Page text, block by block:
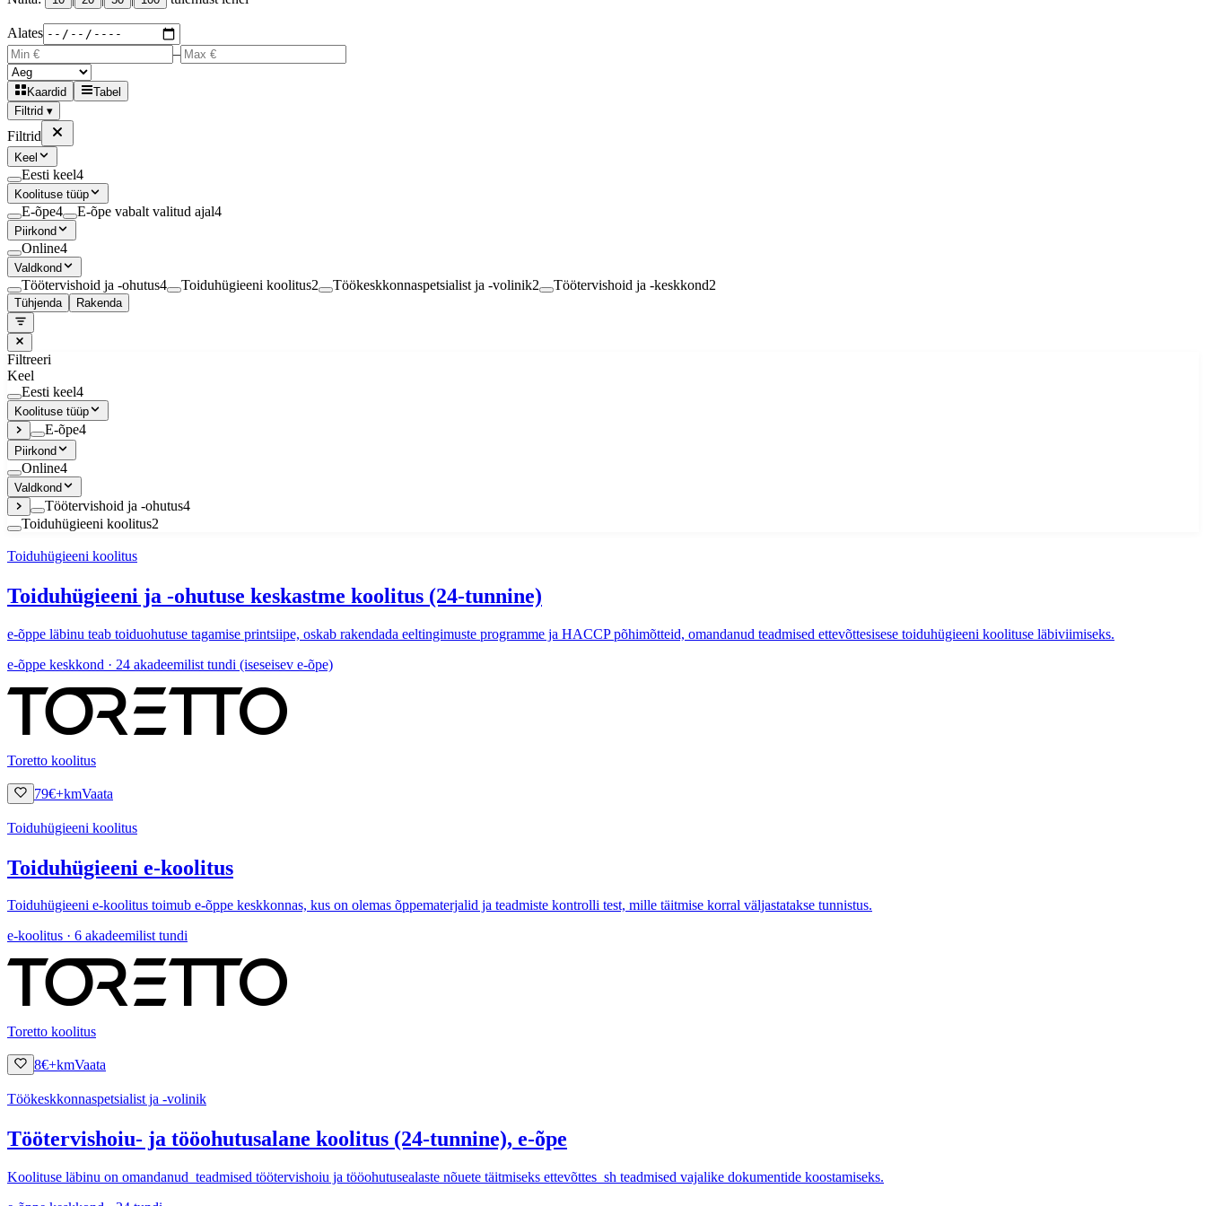
Väljastatud koolitusluba nr6664HTM14.06.2012
Sotsiaalministeeriumis registreeritud “Töötervishoiu ja tööohutuse seaduse” alusel töötervishoiu- ja tööohutusalaste välja- ja täiendõppekursuste läbiviimiseks.
1.02.2016
Alates
–
Kaardid
Tabel
Filtrid ▾
Filtrid
Keel
Eesti keel4
Koolituse tüüp
E-õpe4 E-õpe vabalt valitud ajal4
Piirkond
Online4
Valdkond
Töötervishoid ja -ohutus4 Toiduhügieeni koolitus2 Töökeskkonnaspetsialist ja -volinik2 Töötervishoid ja -keskkond2
Tühjenda Rakenda
Filtreeri
Keel
Eesti keel4
Koolituse tüüp
E-õpe4
Piirkond
Online4
Valdkond
Töötervishoid ja -ohutus4
Toiduhügieeni koolitus2
Toiduhügieeni koolitus
Toiduhügieeni ja -ohutuse keskastme koolitus (24-tunnine)
e-õppe läbinu teab toiduohutuse tagamise printsiipe, oskab rakendada eeltingimuste programme ja HACCP põhimõtteid, omandanud teadmised ettevõttesisese toiduhügieeni koolituse läbiviimiseks.
e-õppe keskkond · 24 akadeemilist tundi (iseseisev e-õpe)
Toretto koolitus
79€+kmVaata
Toiduhügieeni koolitus
Toiduhügieeni e-koolitus
Toiduhügieeni e-koolitus toimub e-õppe keskkonnas, kus on olemas õppematerjalid ja teadmiste kontrolli test, mille täitmise korral väljastatakse tunnistus.
e-koolitus · 6 akadeemilist tundi
Toretto koolitus
8€+kmVaata
Töökeskkonnaspetsialist ja -volinik
Töötervishoiu- ja tööohutusalane koolitus (24-tunnine), e-õpe
Koolituse läbinu on omandanud teadmised töötervishoiu ja tööohutusealaste nõuete täitmiseks ettevõttes sh teadmised vajalike dokumentide koostamiseks.